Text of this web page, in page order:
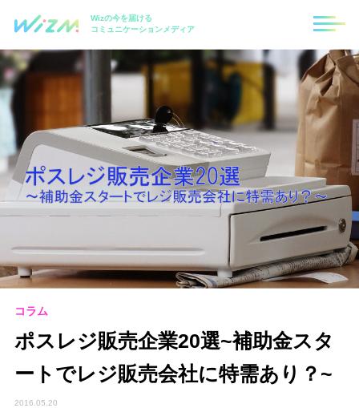
Wizの今を届ける
コミュニケーションメディア
コラム
ポスレジ販売企業20選~補助金スタ
ートでレジ販売会社に特需あり？~
2016.05.20